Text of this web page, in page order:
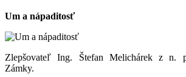
Um a nápaditosť
Zlepšovateľ Ing. Štefan Melichárek z n.
Zámky.